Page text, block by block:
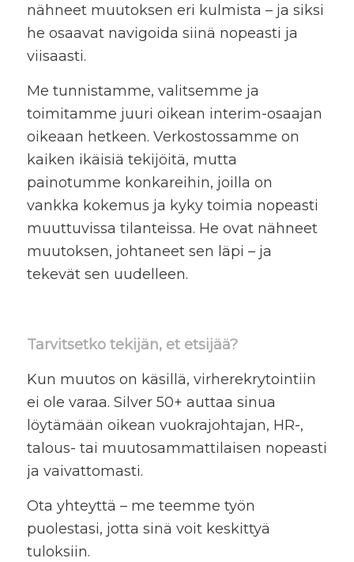
nähneet muutoksen eri kulmista – ja siksi
he osaavat navigoida siinä nopeasti ja
viisaasti.
Me tunnistamme, valitsemme ja
toimitamme juuri oikean interim-osaajan
oikeaan hetkeen. Verkostossamme on
kaiken ikäisiä tekijöitä, mutta
painotumme konkareihin, joilla on
vankka kokemus ja kyky toimia nopeasti
muuttuvissa tilanteissa. He ovat nähneet
muutoksen, johtaneet sen läpi – ja
tekevät sen uudelleen.
Tarvitsetko tekijän, et etsijää?
Kun muutos on käsillä, virherekrytointiin
ei ole varaa. Silver 50+ auttaa sinua
löytämään oikean vuokrajohtajan, HR-,
talous- tai muutosammattilaisen nopeasti
ja vaivattomasti.
Ota yhteyttä – me teemme työn
puolestasi, jotta sinä voit keskittyä
tuloksiin.